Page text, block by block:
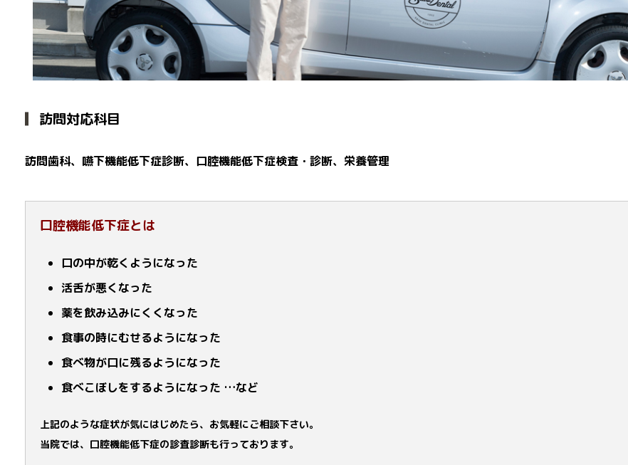
訪問対応科目
訪問歯科、嚥下機能低下症診断、口腔機能低下症検査・診断、栄養管理
口腔機能低下症とは
口の中が乾くようになった
活舌が悪くなった
薬を飲み込みにくくなった
食事の時にむせるようになった
食べ物が口に残るようになった
食べこぼしをするようになった …など
上記のような症状が気にはじめたら、お気軽にご相談下さい。
当院では、口腔機能低下症の診査診断も行っております。